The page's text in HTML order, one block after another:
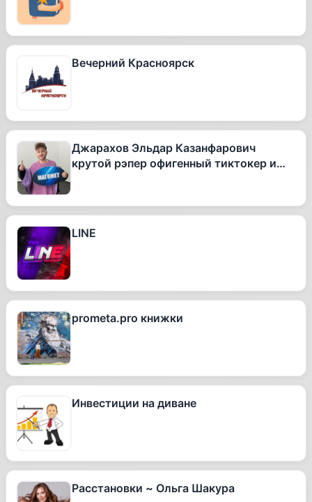
Вечерний Красноярск
Джарахов Эльдар Казанфарович
крутой рэпер офигенный тиктокер и
LINE
prometa.pro книжки
Инвестиции на диване
Расстановки ~ Ольга Шакура